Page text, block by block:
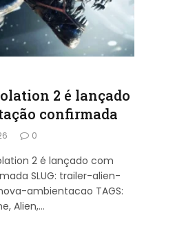
2 é lançado
confirmada
0
2 é lançado com
SLUG: trailer-alien-
ambientacao TAGS:
Alien,…